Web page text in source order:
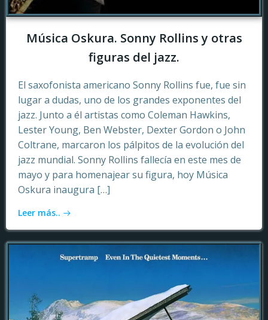
Música Oskura. Sonny Rollins y otras
figuras del jazz.
El saxofonista americano Sonny Rollins fue, fue sin
lugar a dudas, uno de los grandes exponentes del
jazz. Junto a él artistas como Coleman Hawkins,
Lester Young, Ben Webster, Dexter Gordon o John
Coltrane, marcaron los pálpitos de la evolución del
jazz mundial. Sonny Rollins fallecía en este mes de
mayo y para homenajear su figura, hoy Música
Oskura inaugura […]
Leer más..